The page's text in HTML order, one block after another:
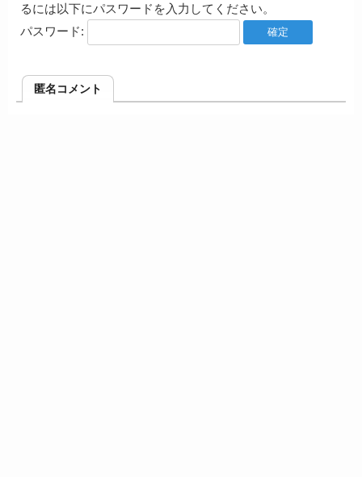
るには以下にパスワードを入力してください。
パスワード:
匿名コメント